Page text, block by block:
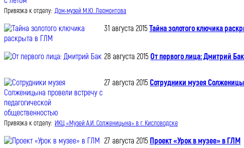
Привязка к отделу: Дом-музей М.Ю. Лермонтова
31 августа 2015 Тайна золотого ключика
28 августа 2015 От первого лица: Дмитрий Бак
27 августа 2015 Сотрудники музея
Привязка к отделу: ИКЦ «Музей А.И. Солженицына» в г. Кисловодске
27 августа 2015 Проект «Урок в музее» в ГЛМ